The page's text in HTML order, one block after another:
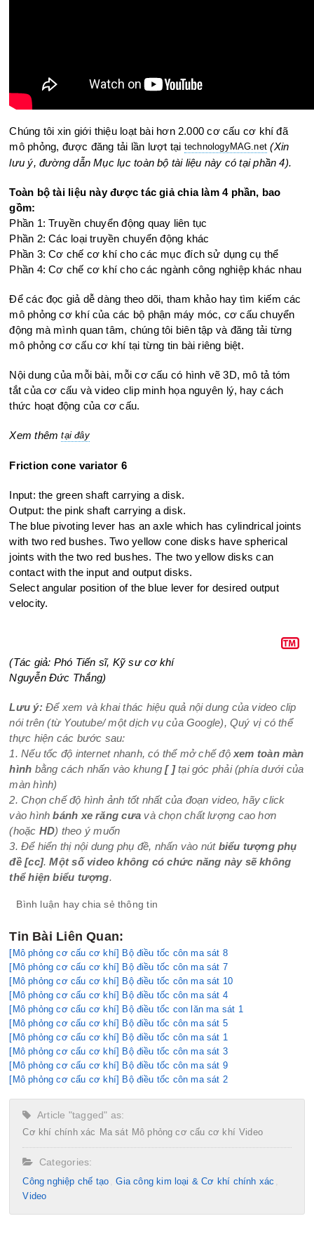
Chúng tôi xin giới thiệu loạt bài hơn 2.000 cơ cấu cơ khí đã
mô phỏng, được đăng tải lần lượt tại technologyMAG.net (Xin
lưu ý, đường dẫn Mục lục toàn bộ tài liệu này có tại phần 4).
Toàn bộ tài liệu này được tác giả chia làm 4 phần, bao
gồm:
Phần 1: Truyền chuyển động quay liên tục
Phần 2: Các loại truyền chuyển động khác
Phần 3: Cơ chế cơ khí cho các mục đích sử dụng cụ thể
Phần 4: Cơ chế cơ khí cho các ngành công nghiệp khác nhau
Để các đọc giả dễ dàng theo dõi, tham khảo hay tìm kiếm các
mô phỏng cơ khí của các bộ phận máy móc, cơ cấu chuyển
động mà mình quan tâm, chúng tôi biên tập và đăng tải từng
mô phỏng cơ cấu cơ khí tại từng tin bài riêng biệt.
Nội dung của mỗi bài, mỗi cơ cấu có hình vẽ 3D, mô tả tóm
tắt của cơ cấu và video clip minh họa nguyên lý, hay cách
thức hoạt động của cơ cấu.
Xem thêmtại đây
Friction cone variator 6
Input: the green shaft carrying a disk.
Output: the pink shaft carrying a disk.
The blue pivoting lever has an axle which has cylindrical joints
with two red bushes. Two yellow cone disks have spherical
joints with the two red bushes. The two yellow disks can
contact with the input and output disks.
Select angular position of the blue lever for desired output
velocity.
(Tác giả: Phó Tiến sĩ, Kỹ sư cơ khí
Nguyễn Đức Thắng)
Lưu ý:Để xem và khai thác hiệu quả nội dung của video clip
nói trên (từ Youtube/ một dịch vụ của Google), Quý vị có thể
thực hiện các bước sau:
1. Nếu tốc độ internet nhanh, có thể mở chế độxem toàn màn
hình bằng cách nhấn vào khung[ ]tại góc phải (phía dưới của
màn hình)
2. Chọn chế độ hình ảnh tốt nhất của đoạn video, hãy click
vào hìnhbánh xe răng cưa và chọn chất lượng cao hơn
(hoặc HD) theo ý muốn
3. Để hiển thị nội dung phụ đề, nhấn vào nút biểu tượng phụ
đề [cc].Một số video không có chức năng này sẽ không
thể hiện biểu tượng.
Bình luận hay chia sẻ thông tin
Tin Bài Liên Quan:
[Mô phỏng cơ cấu cơ khí] Bộ điều tốc côn ma sát 8
[Mô phỏng cơ cấu cơ khí] Bộ điều tốc côn ma sát 7
[Mô phỏng cơ cấu cơ khí] Bộ điều tốc côn ma sát 10
[Mô phỏng cơ cấu cơ khí] Bộ điều tốc côn ma sát 4
[Mô phỏng cơ cấu cơ khí] Bộ điều tốc con lăn ma sát 1
[Mô phỏng cơ cấu cơ khí] Bộ điều tốc côn ma sát 5
[Mô phỏng cơ cấu cơ khí] Bộ điều tốc côn ma sát 1
[Mô phỏng cơ cấu cơ khí] Bộ điều tốc côn ma sát 3
[Mô phỏng cơ cấu cơ khí] Bộ điều tốc côn ma sát 9
[Mô phỏng cơ cấu cơ khí] Bộ điều tốc côn ma sát 2
Article "tagged" as:
Cơ khí chính xác Ma sát Mô phỏng cơ cấu cơ khí Video
Categories:
Công nghiệp chế tạo​
Gia công kim loại & Cơ khí chính xác
Video